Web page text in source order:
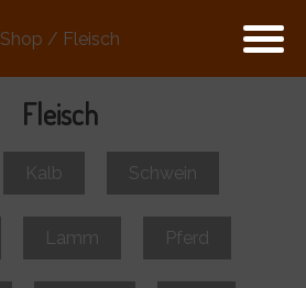
Shop / Fleisch
Fleisch
Kalb Schwein
Lamm Pferd